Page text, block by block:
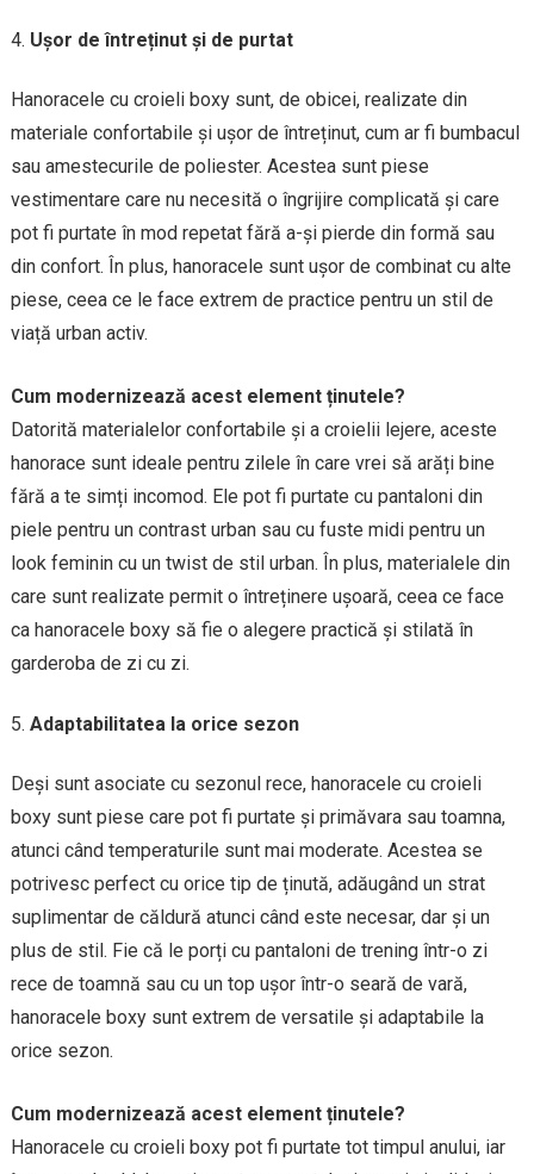
Ușor de întreținut și de purtat
Hanoracele cu croieli boxy sunt, de obicei, realizate din
materiale confortabile și ușor de întreținut, cum ar fi bumbacul
sau amestecurile de poliester. Acestea sunt piese
vestimentare care nu necesită o îngrijire complicată și care
pot fi purtate în mod repetat fără a-și pierde din formă sau
din confort. În plus, hanoracele sunt ușor de combinat cu alte
piese, ceea ce le face extrem de practice pentru un stil de
viață urban activ.
Cum modernizează acest element ținutele?
Datorită materialelor confortabile și a croielii lejere, aceste
hanorace sunt ideale pentru zilele în care vrei să arăți bine
fără a te simți incomod. Ele pot fi purtate cu pantaloni din
piele pentru un contrast urban sau cu fuste midi pentru un
look feminin cu un twist de stil urban. În plus, materialele din
care sunt realizate permit o întreținere ușoară, ceea ce face
ca hanoracele boxy să fie o alegere practică și stilată în
garderoba de zi cu zi.
Adaptabilitatea la orice sezon
Deși sunt asociate cu sezonul rece, hanoracele cu croieli
boxy sunt piese care pot fi purtate și primăvara sau toamna,
atunci când temperaturile sunt mai moderate. Acestea se
potrivesc perfect cu orice tip de ținută, adăugând un strat
suplimentar de căldură atunci când este necesar, dar și un
plus de stil. Fie că le porți cu pantaloni de trening într-o zi
rece de toamnă sau cu un top ușor într-o seară de vară,
hanoracele boxy sunt extrem de versatile și adaptabile la
orice sezon.
Cum modernizează acest element ținutele?
Hanoracele cu croieli boxy pot fi purtate tot timpul anului, iar